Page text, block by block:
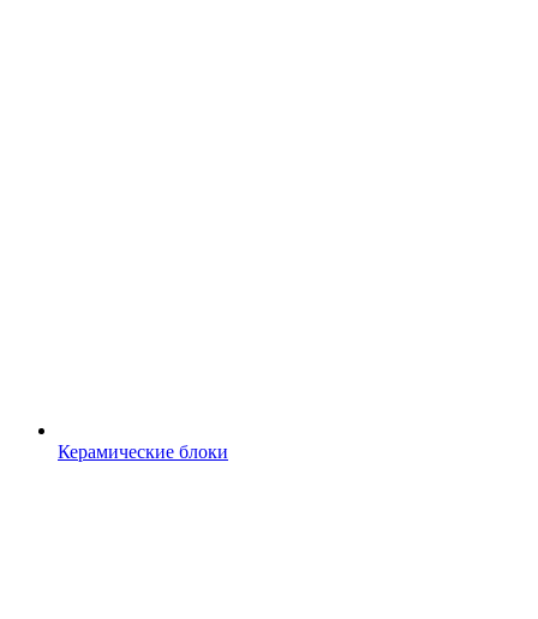
Керамические блоки